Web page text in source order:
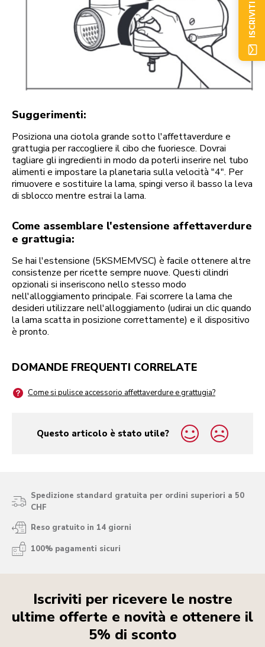
Suggerimenti:
Posiziona una ciotola grande sotto l'affettaverdure e
grattugia per raccogliere il cibo che fuoriesce. Dovrai
tagliare gli ingredienti in modo da poterli inserire nel tubo
alimenti e impostare la planetaria sulla velocità "4". Per
rimuovere e sostituire la lama, spingi verso il basso la leva
di sblocco mentre estrai la lama.
Come assemblare l'estensione affettaverdure
e grattugia:
Se hai l'estensione (5KSMEMVSC) è facile ottenere altre
consistenze per ricette sempre nuove. Questi cilindri
opzionali si inseriscono nello stesso modo
nell'alloggiamento principale. Fai scorrere la lama che
desideri utilizzare nell'alloggiamento (udirai un clic quando
la lama scatta in posizione correttamente) e il dispositivo
è pronto.
DOMANDE FREQUENTI CORRELATE
Come si pulisce accessorio affettaverdure e grattugia?
Questo articolo è stato utile?
yes
no
Spedizione standard gratuita per ordini superiori a 50
CHF
Reso gratuito in 14 giorni
100% pagamenti sicuri
Iscriviti per ricevere le nostre
ultime offerte e novità e ottenere il
5% di sconto